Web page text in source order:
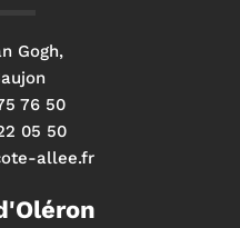
Gogh,
76 50
05 50
allee.fr